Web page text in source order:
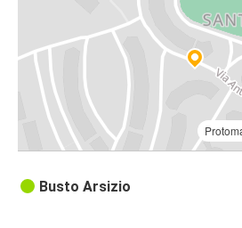
Busto Arsizio